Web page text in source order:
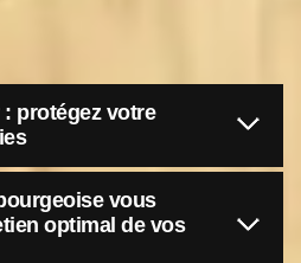
protégez votre
vous
optimal de vos